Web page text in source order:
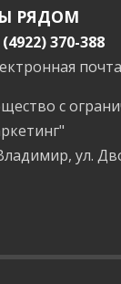
РЯДОМ
(4922) 370-388
с
ул.